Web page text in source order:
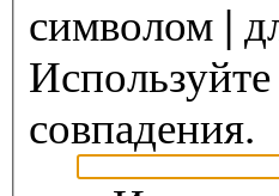
символом |
Используйте
совпадения.